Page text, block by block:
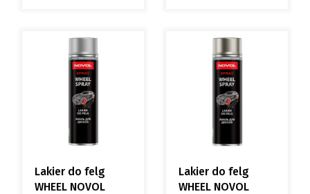
Lakier do felg
WHEEL NOVOL
Lakier do felg
WHEEL NOVOL